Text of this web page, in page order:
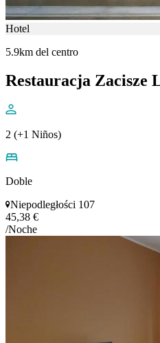
Hotel
5.9km del centro
Restauracja Zacisze
2 (+1 Niños)
Doble
Niepodległości 107
45,38 €
/Noche